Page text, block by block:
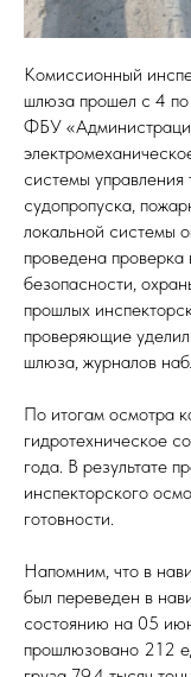
Комиссионный
шлюза прошел с 4
ФБУ
системы
судопропуска,
локальной системы
проведена проверка
безопасности,
прошлых
проверяющие
шлюза, журналов
По итогам осмотра
гидротехническое
года. В результате
инспекторского
готовности.
Напомним, что в
был переведен в
состоянию на 05
прошлюзовано 212